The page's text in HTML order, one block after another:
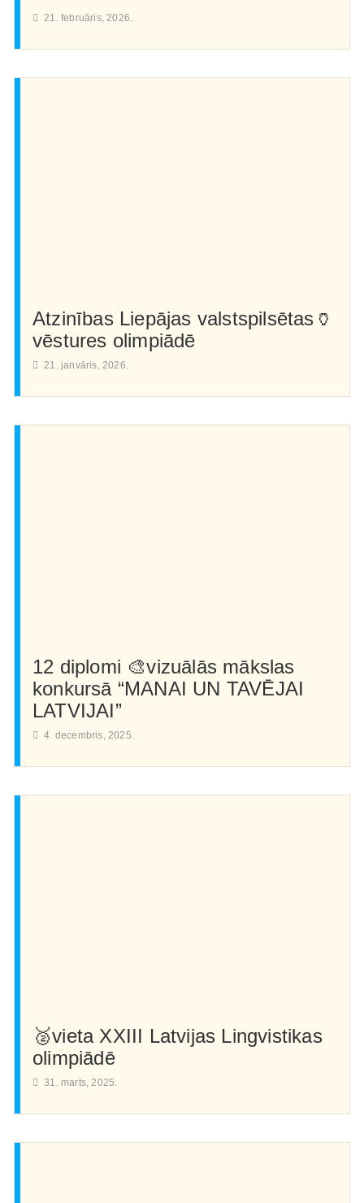
21. februāris, 2026.
Atzinības Liepājas valstspilsētas🏺
vēstures olimpiādē
21. janvāris, 2026.
12 diplomi 🎨vizuālās mākslas
konkursā “MANAI UN TAVĒJAI
LATVIJAI”
4. decembris, 2025.
🥈vieta XXIII Latvijas Lingvistikas
olimpiādē
31. marts, 2025.